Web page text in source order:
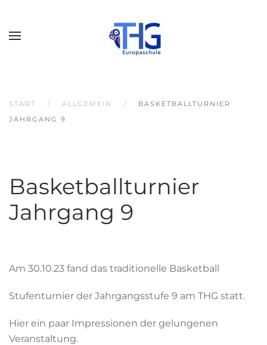
START ALLGEMEIN
BASKETBALLTURNIER
JAHRGANG 9
Basketballturnier
Jahrgang 9
Am 30.10.23 fand das traditionelle Basketball
Stufenturnier der Jahrgangsstufe 9 am THG statt.
Hier ein paar Impressionen der gelungenen
Veranstaltung.